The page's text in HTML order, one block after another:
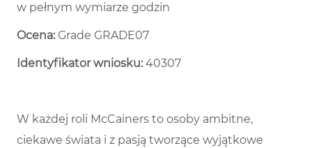
w pełnym wymiarze godzin ​
Ocena: Grade GRADE07
Identyfikator wniosku:40307
W każdej roli McCainers to osoby ambitne,
ciekawe świata i z pasją tworzące wyjątkowe